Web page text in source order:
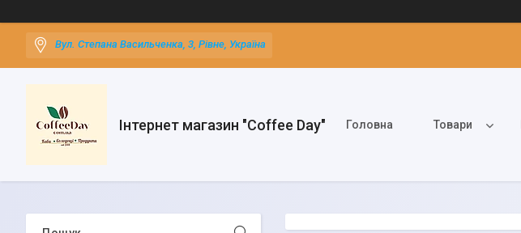
Вул. Степана Васильченка, 3, Рівне, Україна
Інтернет магазин "Coffee Day" Головна Товари